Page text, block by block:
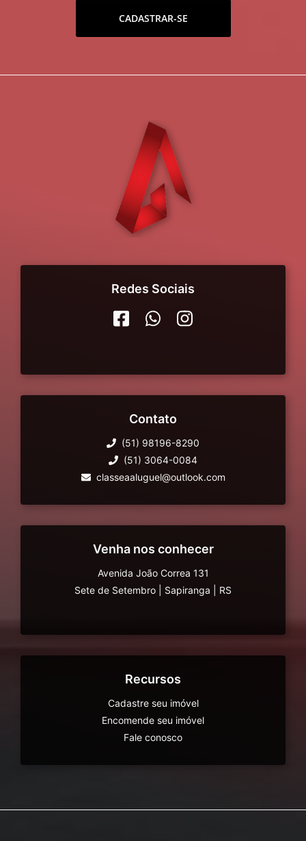
CADASTRAR-SE
Redes Sociais
Contato
(51) 98196-8290
(51) 3064-0084
classeaaluguel@outlook.com
Venha nos conhecer
Avenida João Correa 131
Sete de Setembro
Sapiranga RS
Recursos
Cadastre seu imóvel
Encomende seu imóvel
Fale conosco